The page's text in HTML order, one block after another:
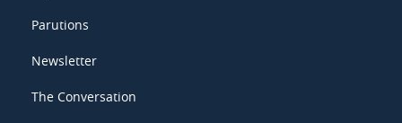
Parutions
Newsletter
The Conversation